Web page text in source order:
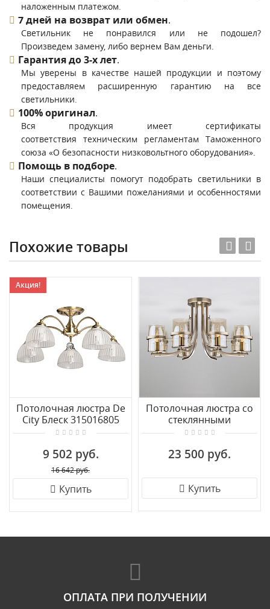
наложенным платежом.
7 дней на возврат или обмен.
Светильник не понравился или не подошел?
Произведем замену, либо вернем Вам деньги.
Гарантия до 3-х лет.
Мы уверены в качестве нашей продукции и поэтому
предоставляем расширенную гарантию на все
светильники.
100% оригинал.
Вся продукция имеет сертификаты
соответствия техническим регламентам Таможенного
союза «О безопасности низковольтного оборудования».
Помощь в подборе.
Наши специалисты помогут подобрать светильники в
соответствии с Вашими пожеланиями и особенностями
помещения.
Похожие товары
Акция!
Потолочная люстра De
City Блеск 315016805
9 502 руб.
16 642 руб.
Купить
Потолочная люстра со
стеклянными
плафонами Eurosvet
бронза
23 500 руб.
Купить
ОПЛАТА ПРИ ПОЛУЧЕНИИ